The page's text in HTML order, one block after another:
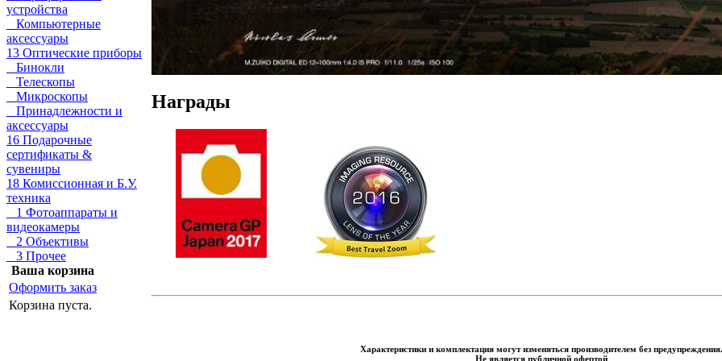
устройства
Компьютерные
аксессуары
13 Оптические приборы
Бинокли
Телескопы
Микроскопы
Принадлежности и
аксессуары
16 Подарочные
сертификаты &
сувениры
18 Комиссионная и Б.У.
техника
1 Фотоаппараты и
видеокамеры
2 Объективы
3 Прочее
Ваша корзина
Оформить заказ
Корзина пуста.
Награды
Характеристики и комплектация могут изменяться производителем без предупреждения.
Не является публичной офертой